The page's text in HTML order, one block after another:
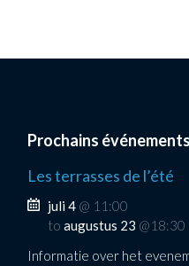
Prochains événements
Les terrasses de l’été
juli 4 @ 11:00
to augustus 23 @18:30
Informatie over het